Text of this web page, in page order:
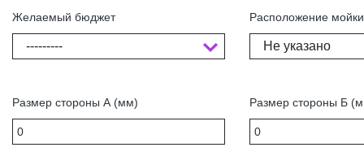
Желаемый бюджет
---------
Размер стороны А (мм)
Расположение мойки
Не указано
Размер стороны Б